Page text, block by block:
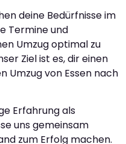
deine Bedürfnisse im
Termine und
Umzug optimal zu
Ziel ist es, dir einen
Umzug von Essen nach
Erfahrung als
uns gemeinsam
zum Erfolg machen.